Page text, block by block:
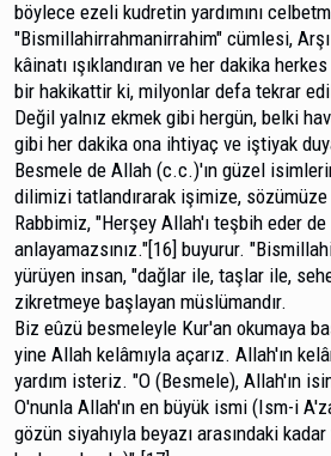
böylece ezeli kudretin yardımını
"Bismillahirrahmanirrahim" cümlesi,
kâinatı ışıklandıran ve her dakika
bir hakikattir ki, milyonlar defa tekrar
Değil yalnız ekmek gibi hergün, belki
gibi her dakika ona ihtiyaç ve iştiyak
Besmele de Allah (c.c.)'ın güzel
dilimizi tatlandırarak işimize, sözümüze
Rabbimiz, "Herşey Allah'ı teşbih eder
anlayamazsınız."[16] buyurur.
yürüyen insan, "dağlar ile, taşlar ile,
zikretmeye başlayan müslümandır.
Biz eûzü besmeleyle Kur'an okumaya
yine Allah kelâmıyla açarız. Allah'ın
yardım isteriz. "O (Besmele), Allah'ın
O'nunla Allah'ın en büyük ismi (Ism-i
gözün siyahıyla beyazı ara­sındaki kadar